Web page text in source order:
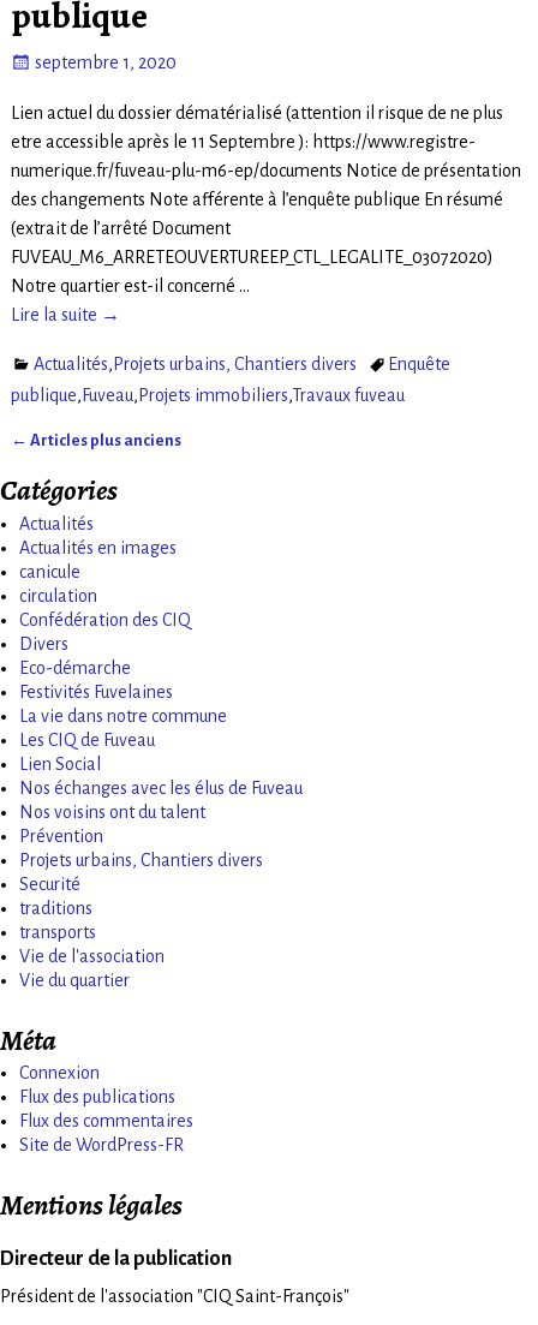
publique
septembre 1, 2020
Lien actuel du dossier dématérialisé (attention il risque de ne plus
etre accessible après le 11 Septembre ): https://www.registre-
numerique.fr/fuveau-plu-m6-ep/documents Notice de présentation
des changements Note afférente à l’enquête publique En résumé
(extrait de l’arrêté Document
FUVEAU_M6_ARRETEOUVERTUREEP_CTL_LEGALITE_03072020)
Notre quartier est-il concerné …
Lire la suite →
Actualités, Projets urbains, Chantiers divers
Enquête
publique, Fuveau, Projets immobiliers,Travaux fuveau
← Articles plus anciens
Catégories
Actualités
Actualités en images
canicule
circulation
Confédération des CIQ
Divers
Eco-démarche
Festivités Fuvelaines
La vie dans notre commune
Les CIQ de Fuveau
Lien Social
Nos échanges avec les élus de Fuveau
Nos voisins ont du talent
Prévention
Projets urbains, Chantiers divers
Securité
traditions
transports
Vie de l'association
Vie du quartier
Méta
Connexion
Flux des publications
Flux des commentaires
Site de WordPress-FR
Mentions légales
Directeur de la publication
Président de l'association "CIQ Saint-François"